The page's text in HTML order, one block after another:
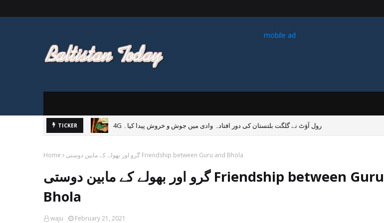
mobile ad
TICKER 4G رول آؤٹ نے گلگت بلتستان کی دور افتادہ وادی میں جوش و خروش پیدا کیا۔
Home گرو اور بھولے کے مابین دوستی Friendship between Guru and Bhola
گرو اور بھولے کے مابین دوستی Friendship between Guru and
Bhola
waju February 21, 2021